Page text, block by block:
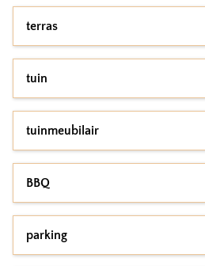
terras
tuin
tuinmeubilair
BBQ
parking